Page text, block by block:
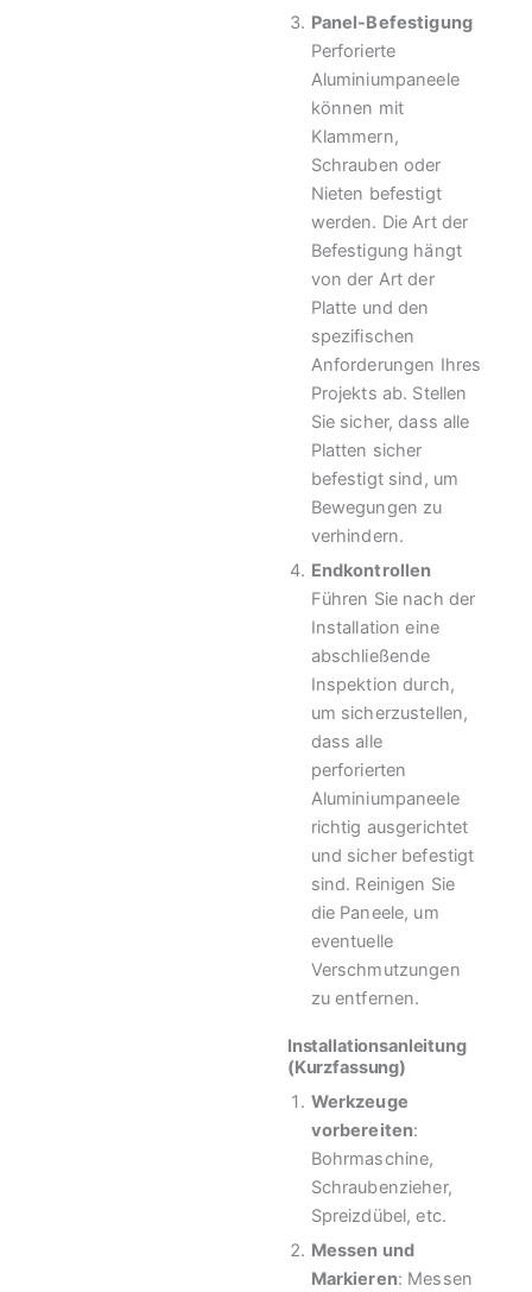
Panel-Befestigung
Perforierte
Aluminiumpaneele
können mit
Klammern,
Schrauben oder
Nieten befestigt
werden. Die Art der
Befestigung hängt
von der Art der
Platte und den
spezifischen
Anforderungen Ihres
Projekts ab. Stellen
Sie sicher, dass alle
Platten sicher
befestigt sind, um
Bewegungen zu
verhindern.
Endkontrollen
Führen Sie nach der
Installation eine
abschließende
Inspektion durch,
um sicherzustellen,
dass alle
perforierten
Aluminiumpaneele
richtig ausgerichtet
und sicher befestigt
sind. Reinigen Sie
die Paneele, um
eventuelle
Verschmutzungen
zu entfernen.
Installationsanleitung
(Kurzfassung)
Werkzeuge
vorbereiten:
Bohrmaschine,
Schraubenzieher,
Spreizdübel, etc.
Messen und
Markieren: Messen